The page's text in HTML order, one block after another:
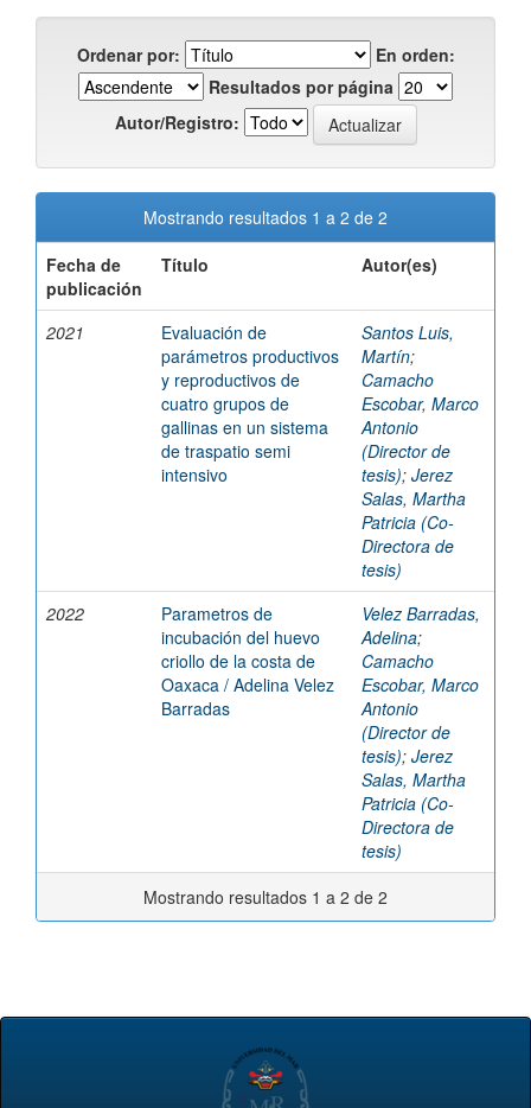
Ordenar por:
En orden:
Resultados por página
Autor/Registro:
Mostrando resultados 1 a 2 de 2
Fecha de
publicación
Título Autor(es)
2021
Evaluación de
parámetros productivos
y reproductivos de
cuatro grupos de
gallinas en un sistema
de traspatio semi
intensivo
Santos Luis,
Martín;
Camacho
Escobar, Marco
Antonio
(Director de
tesis); Jerez
Salas, Martha
Patricia (Co-
Directora de
tesis)
2022
Parametros de
incubación del huevo
criollo de la costa de
Oaxaca / Adelina Velez
Barradas
Velez Barradas,
Adelina;
Camacho
Escobar, Marco
Antonio
(Director de
tesis); Jerez
Salas, Martha
Patricia (Co-
Directora de
tesis)
Mostrando resultados 1 a 2 de 2